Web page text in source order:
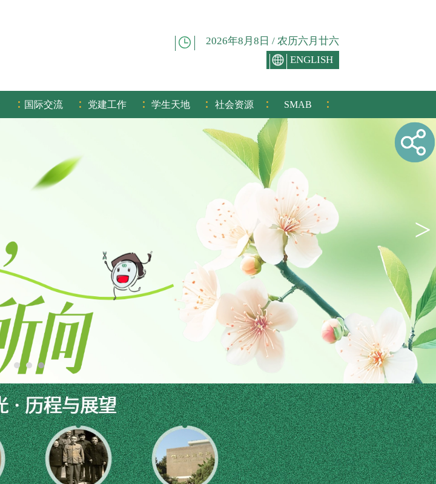
2026年8月8日 / 农历六月廿六
ENGLISH
: : : : : :
国际交流 党建工作 学生天地 社会资源 SMAB
>